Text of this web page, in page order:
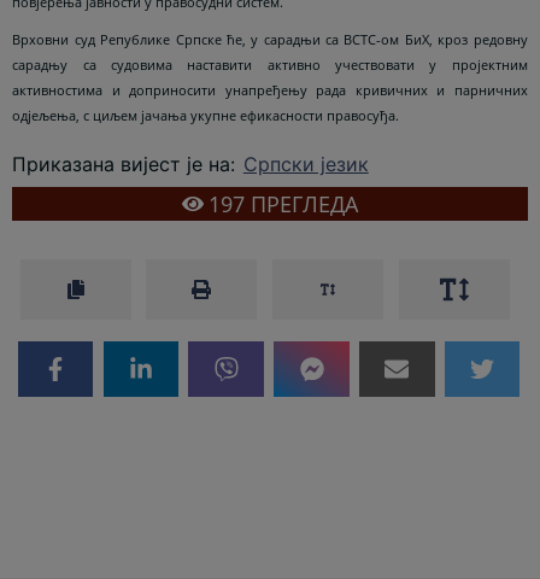
Врховни суд Републике Српске ће, у сарадњи са ВСТС-ом БиХ, кроз редовну
сарадњу са судовима наставити активно учествовати у пројектним
активностима и доприносити унапређењу рада кривичних и парничних
одјељења, с циљем јачања укупне ефикасности правосуђа.
Приказана вијест је на: Српски језик
197 ПРЕГЛЕДА